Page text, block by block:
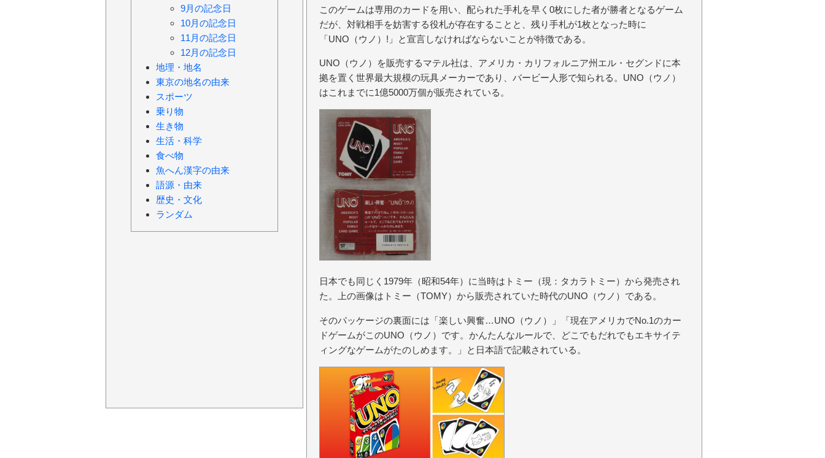
このゲームは専用のカードを用い、配られた手札を早く0枚にした者が勝者となるゲーム
だが、対戦相手を妨害する役札が存在することと、残り手札が1枚となった時に
「UNO（ウノ）!」と宣言しなければならないことが特徴である。
UNO（ウノ）を販売するマテル社は、アメリカ・カリフォルニア州エル・セグンドに本
拠を置く世界最大規模の玩具メーカーであり、バービー人形で知られる。UNO（ウノ）
はこれまでに1億5000万個が販売されている。
日本でも同じく1979年（昭和54年）に当時はトミー（現：タカラトミー）から発売され
た。上の画像はトミー（TOMY）から販売されていた時代のUNO（ウノ）である。
そのパッケージの裏面には「楽しい興奮…UNO（ウノ）」「現在アメリカでNo.1のカー
ドゲームがこのUNO（ウノ）です。かんたんなルールで、どこでもだれでもエキサイテ
ィングなゲームがたのしめます。」と日本語で記載されている。
9月の記念日
10月の記念日
11月の記念日
12月の記念日
地理・地名
東京の地名の由来
スポーツ
乗り物
生き物
生活・科学
食べ物
魚へん漢字の由来
語源・由来
歴史・文化
ランダム